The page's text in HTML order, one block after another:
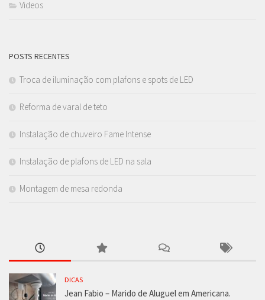
Videos
POSTS RECENTES
Troca de iluminação com plafons e spots de LED
Reforma de varal de teto
Instalação de chuveiro Fame Intense
Instalação de plafons de LED na sala
Montagem de mesa redonda
DICAS
Jean Fabio – Marido de Aluguel em Americana.